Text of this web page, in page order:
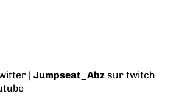
|Jumpseat_Abz sur twitch